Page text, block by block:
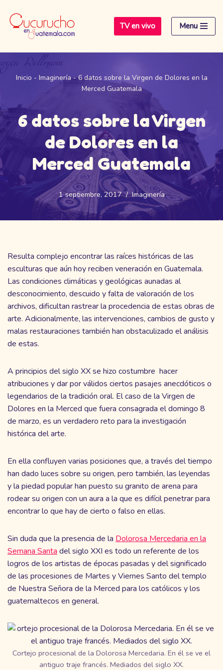
Saltar
contenido
TV en vivo Menu
Inicio - Imaginería-6 datos sobre la Virgen de Dolores en la
Merced Guatemala
6 datos sobre la Virgen
de Dolores en la
Merced Guatemala
1 septiembre, 2017 Imaginería
Resulta complejo encontrar las raíces históricas de las
esculturas que aún hoy reciben veneración en Guatemala.
Las condiciones climáticas y geológicas aunadas al
desconocimiento, descuido y falta de valoración de los
archivos, dificultan rastrear la procedencia de estas obras de
arte. Adicionalmente, las intervenciones, cambios de gusto y
malas restauraciones también han obstaculizado el análisis
de estas.
A principios del siglo XX se hizo costumbre hacer
atribuciones y dar por válidos ciertos pasajes anecdóticos o
legendarios de la tradición oral. El caso de la Virgen de
Dolores en la Merced que fuera consagrada el domingo 8
de marzo, es un verdadero reto para la investigación
histórica del arte.
En ella confluyen varias posiciones que, a través del tiempo
han dado luces sobre su origen, pero también, las leyendas
y la piedad popular han puesto su granito de arena para
rodear su origen con un aura a la que es difícil penetrar para
encontrar lo que hay de cierto o falso en ellas.
Sin duda que la presencia de la Dolorosa Mercedaria en la
Semana Santa del siglo XXI es todo un referente de los
logros de los artistas de épocas pasadas y del significado
de las procesiones de Martes y Viernes Santo del templo
de Nuestra Señora de la Merced para los católicos y los
guatemaltecos en general.
Cortejo procesional de la Dolorosa Mercedaria. En él se ve el
antiguo traje francés. Mediados del siglo XX.